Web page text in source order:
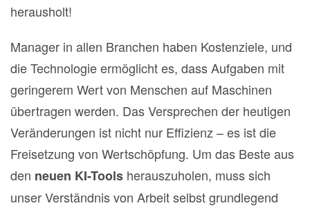
herausholt!
Manager in allen Branchen haben Kostenziele, und
die Technologie ermöglicht es, dass Aufgaben mit
geringerem Wert von Menschen auf Maschinen
übertragen werden. Das Versprechen der heutigen
Veränderungen ist nicht nur Effizienz – es ist die
Freisetzung von Wertschöpfung. Um das Beste aus
den neuen KI-Tools herauszuholen, muss sich
unser Verständnis von Arbeit selbst grundlegend